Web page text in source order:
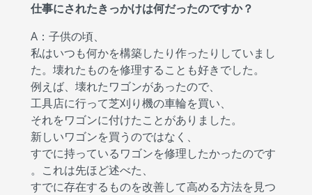
仕事にされたきっかけは何だったのですか？
A：子供の頃、
私はいつも何かを構築したり作ったりしていまし
た。壊れたものを修理することも好きでした。
例えば、壊れたワゴンがあったので、
工具店に行って芝刈り機の車輪を買い、
それをワゴンに付けたことがありました。
新しいワゴンを買うのではなく、
すでに持っているワゴンを修理したかったのです
。これは先ほど述べた、
すでに存在するものを改善して高める方法を見つ